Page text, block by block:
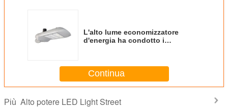
L'alto lume economizzatore
d'energia ha condotto i
posta all'aperto
Continua
Più Alto potere LED Light Street